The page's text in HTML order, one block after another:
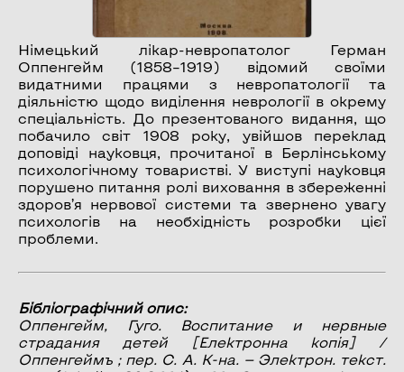
Німецький лікар-невропатолог Герман
Оппенгейм (1858–1919) відомий своїми
видатними працями з невропатології та
діяльністю щодо виділення неврології в окрему
спеціальність. До презентованого видання, що
побачило світ 1908 року, увійшов переклад
доповіді науковця, прочитаної в Берлінському
психологічному товаристві. У виступі науковця
порушено питання ролі виховання в збереженні
здоров’я нервової системи та звернено увагу
психологів на необхідність розробки цієї
проблеми.
Бібліографічний опис:
Оппенгейм, Гуго.
Воспитание и нервные
страдания детей[Електронна копія] /
Оппенгеймъ ; пер. С. А. К-на. — Электрон. текст.